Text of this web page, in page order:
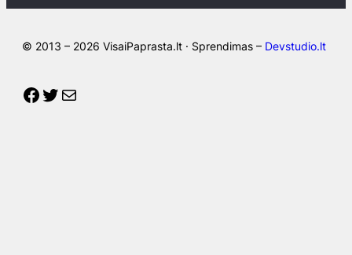
© 2013 – 2026 VisaiPaprasta.lt · Sprendimas – Devstudio.lt
Facebook
Twitter
Mail